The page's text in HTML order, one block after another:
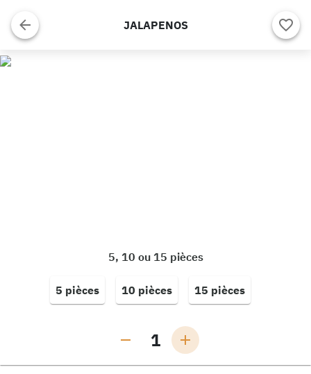
JALAPENOS
5, 10 ou 15 pièces
5 pièces 10 pièces 15 pièces
1